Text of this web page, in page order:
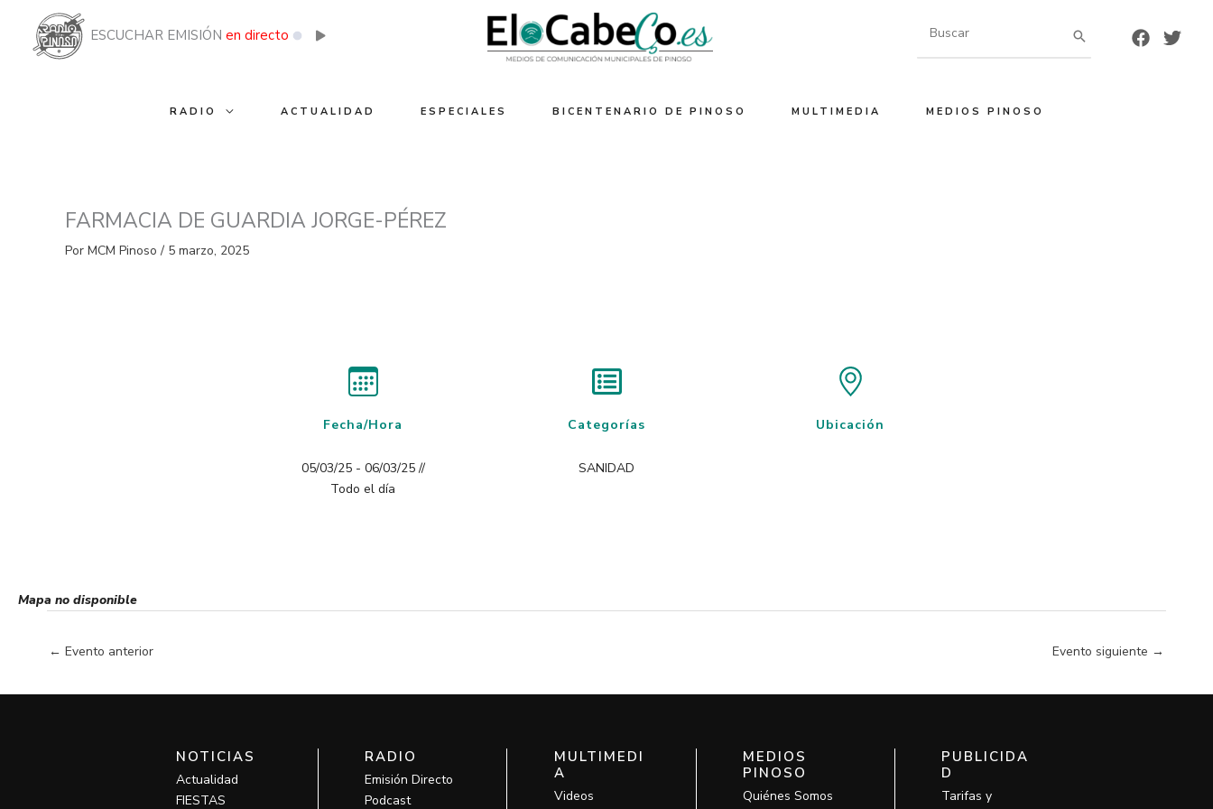
contenido
ESCUCHAR EMISIÓN en directo
por:
RADIO ACTUALIDAD ESPECIALES BICENTENARIO DE PINOSO MULTIMEDIA MEDIOS PINOSO
FARMACIA DE GUARDIA JORGE-PÉREZ
Por MCM Pinoso / 5 marzo, 2025
Fecha/Hora
05/03/25 - 06/03/25 //
Todo el día
Categorías
SANIDAD
Ubicación
Mapa no disponible
← Evento anterior Evento siguiente →
NOTICIAS
Actualidad
FIESTAS
RADIO
Emisión Directo
Podcast
MULTIMEDI
A
Videos
MEDIOS
PINOSO
Quiénes Somos
PUBLICIDA
D
Tarifas y